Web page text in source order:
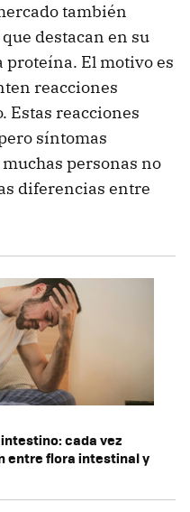
también
destacan en su
proteína. El motivo es
reacciones
Estas reacciones
síntomas
personas no
diferencias entre
cada vez
entre flora intestinal y